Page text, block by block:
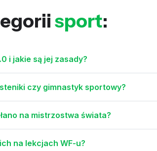
sport:
i jakie są jej zasady?
czy gimnastyk sportowy?
na mistrzostwa świata?
na lekcjach WF-u?